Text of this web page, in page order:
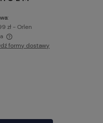
zł - Orlen
formy dostawy